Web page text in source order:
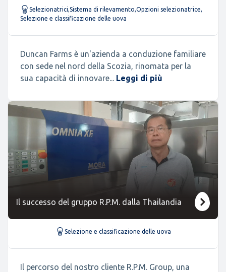
Selezionatrici,Sistema di rilevamento,Opzioni selezionatrice,
Selezione e classificazione delle uova
Duncan Farms è un'azienda a conduzione familiare
con sede nel nord della Scozia, rinomata per la
sua capacità di innovare... Leggi di più
Il successo del gruppo R.P.M. dalla Thailandia
Selezione e classificazione delle uova
Il percorso del nostro cliente R.P.M. Group, una